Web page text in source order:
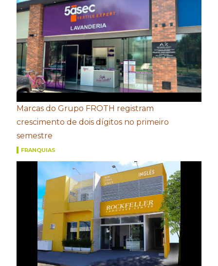
Marcas do Grupo FROTH registram
crescimento de dois dígitos no primeiro
semestre
FRANQUIAS